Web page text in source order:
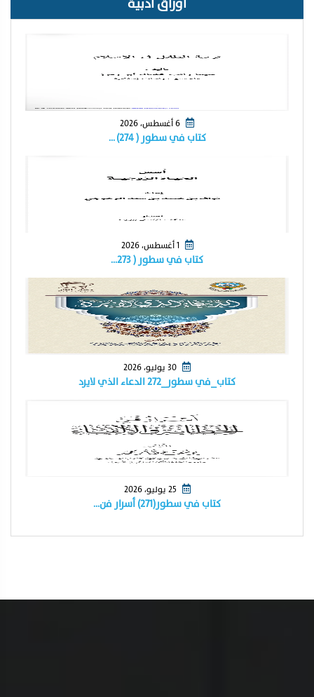
كتاب في سطور ( ٢٧٤) …
1 أغسطس، 2026
كتاب في سطور ( ٢٧٣…
كتاب_في سطور_٢٧٢ الدعاء الذي لايرد
كتاب في سطور(٢٧١) أسرار فن…